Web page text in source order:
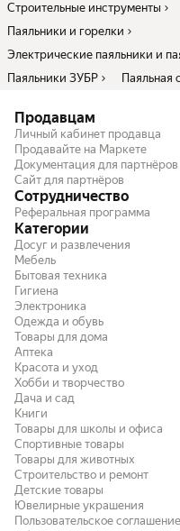
Строительные инструменты
Паяльники и горелки
Электрические паяльники и
Паяльники ЗУБР
Паяльная
Продавцам
Личный кабинет продавца
Продавайте на Маркете
Документация для партнёров
Сайт для партнёров
Сотрудничество
Реферальная программа
Категории
Досуг и развлечения
Мебель
Бытовая техника
Гигиена
Электроника
Одежда и обувь
Товары для дома
Аптека
Красота и уход
Хобби и творчество
Дача и сад
Книги
Товары для школы и офиса
Спортивные товары
Товары для животных
Строительство и ремонт
Детские товары
Ювелирные украшения
Пользовательское соглашение